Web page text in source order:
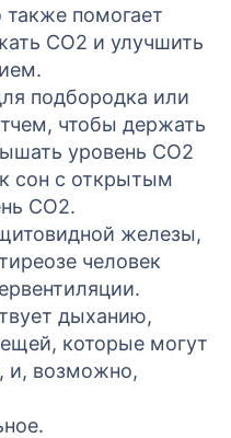
помогает
CO2 и улучшить
подбородка или
чтобы держать
уровень СО2
сон с открытым
СО2.
железы,
человек
дыханию,
которые могут
и, возможно,